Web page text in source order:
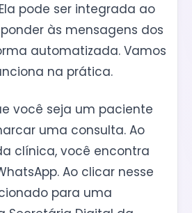
pode ser integrada ao
às mensagens dos
automatizada. Vamos
na prática.
você seja um paciente
uma consulta. Ao
clínica, você encontra
Ao clicar nesse
para uma